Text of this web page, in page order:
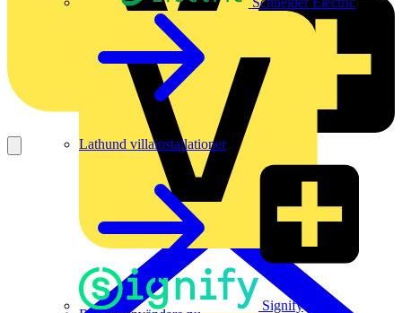
Signify
Lathund villainstallationer